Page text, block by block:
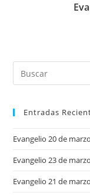
Entradas
Evangelio 20 de
Evangelio 23 de
Evangelio 21 de